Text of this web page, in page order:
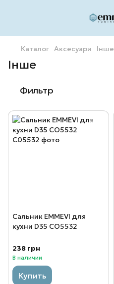
Каталог Аксесуари Інше
Інше
Фильтр
Сальник EMMEVI для
кухни D35 CO5532
238 грн
В наличии
Купить